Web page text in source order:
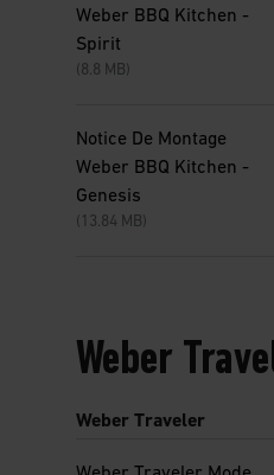
Weber BBQ Kitchen -
Spirit
(8.8 MB)
Notice De Montage
Weber BBQ Kitchen -
Genesis
(13.84 MB)
Weber
Weber Traveler